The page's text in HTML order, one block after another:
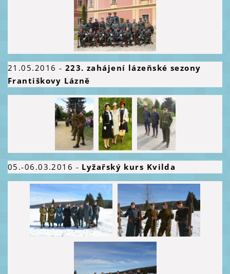
21 .05.2016 - 223. zahájení lázeňské sezony
Františkovy Lázně
05.-06.03.2016 - Lyžařský kurs Kvilda